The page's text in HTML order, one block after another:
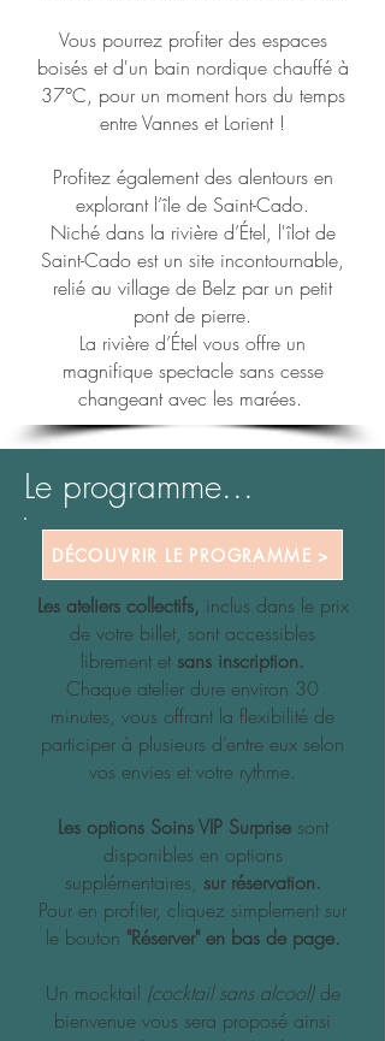
Vous pourrez profiter des espaces
boisés et d'un bain nordique chauffé à
37°C, pour un moment hors du temps
entre Vannes et Lorient !
Profitez également des alentours en
explorant l’île de Saint-Cado.
Niché dans la rivière d’Étel, l'îlot de
Saint-Cado est un site incontournable,
relié au village de Belz par un petit
pont de pierre.
La rivière d’Étel vous offre un
magnifique spectacle sans cesse
changeant avec les marées.
Le programme...
DÉCOUVRIR LE PROGRAMME >
Les ateliers collectifs, inclus dans le prix
de votre billet, sont accessibles
librement et sans inscription.
​Chaque atelier dure environ 30
minutes, vous offrant la flexibilité de
participer à plusieurs d’entre eux selon
vos envies et votre rythme.
Les options Soins VIP Surprise sont
disponibles en options
supplémentaires, sur réservation.
Pour en profiter, cliquez simplement sur
le bouton "Réserver" en bas de page.
Un mocktail (cocktail sans alcool)de
bienvenue vous sera proposé ainsi